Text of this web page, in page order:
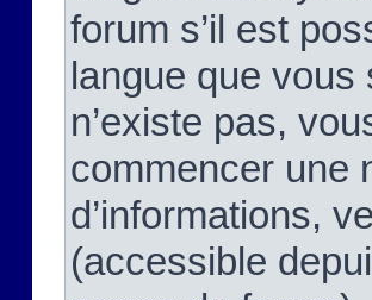
forum s’il est
langue que vous
n’existe pas,
commencer une
d’informations,
(accessible